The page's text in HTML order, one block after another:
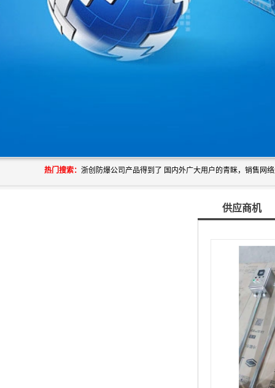
热门搜索：
供应商机